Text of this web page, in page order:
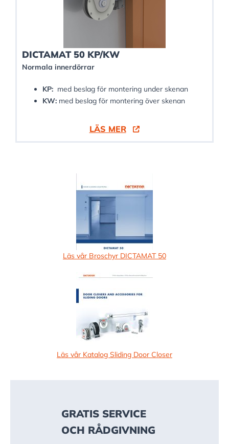
DICTAMAT 50 KP/KW
Normala innerdörrar
KP: med beslag för montering under skenan
KW: med beslag för montering över skenan
LÄS MER
Läs vår Broschyr DICTAMAT 50
Läs vår Katalog Sliding Door Closer
GRATIS SERVICE
OCH RÅDGIVNING